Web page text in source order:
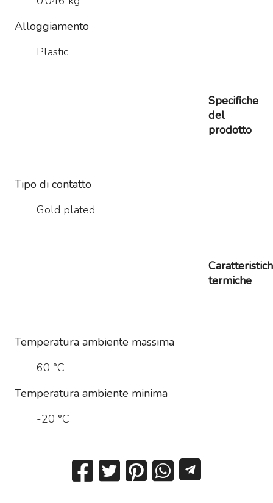
Alloggiamento
Plastic
Specifiche
del
prodotto
Tipo di contatto
Gold plated
termiche
Temperatura ambiente massima
60 °C
Temperatura ambiente minima
-20 °C